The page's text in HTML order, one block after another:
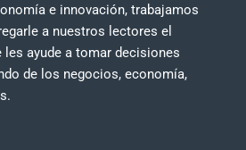
e innovación, trabajamos
a nuestros lectores el
ayude a tomar decisiones
de los negocios, economía,